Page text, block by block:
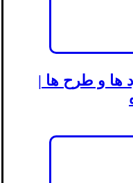
ها و طرح ها |